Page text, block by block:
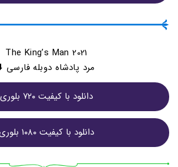
The King’s Man 2021
مرد پادشاه دوبله فارسی
دانلود با کیفیت ۷۲۰ بلوری
دانلود با کیفیت ۱۰۸۰ بلوری